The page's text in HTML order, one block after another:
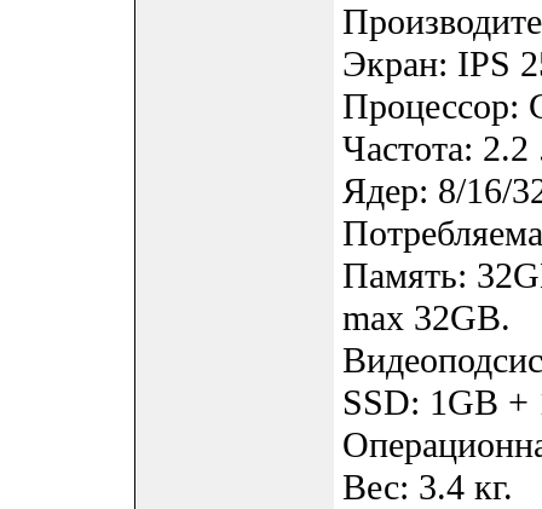
Экран: IPS
Процессор:
Частота:
Ядер: 8/16/
Память:
max 32GB.
SSD: 1GB +
Вес: 3.4 кг.